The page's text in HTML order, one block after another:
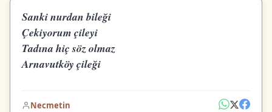
Sanki nurdan bileği
Çekiyorum çileyi
Tadına hiç söz olmaz
Arnavutköy çileği
Necmetin